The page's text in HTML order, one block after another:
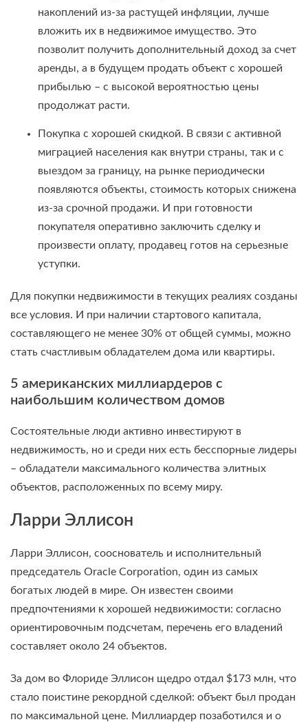
накоплений из-за растущей инфляции, лучше
вложить их в недвижимое имущество. Это
позволит получить дополнительный доход за счет
аренды, а в будущем продать объект с хорошей
прибылью – с высокой вероятностью цены
продолжат расти.
Покупка с хорошей скидкой. В связи с активной
миграцией населения как внутри страны, так и с
выездом за границу, на рынке периодически
появляются объекты, стоимость которых снижена
из-за срочной продажи. И при готовности
покупателя оперативно заключить сделку и
произвести оплату, продавец готов на серьезные
уступки.
Для покупки недвижимости в текущих реалиях созданы
все условия. И при наличии стартового капитала,
составляющего не менее 30% от общей суммы, можно
стать счастливым обладателем дома или квартиры.
5 американских миллиардеров с
наибольшим количеством домов
Состоятельные люди активно инвестируют в
недвижимость, но и среди них есть бесспорные лидеры
– обладатели максимального количества элитных
объектов, расположенных по всему миру.
Ларри Эллисон
Ларри Эллисон, сооснователь и исполнительный
председатель Oracle Corporation, один из самых
богатых людей в мире. Он известен своими
предпочтениями к хорошей недвижимости: согласно
ориентировочным подсчетам, перечень его владений
составляет около 24 объектов.
За дом во Флориде Эллисон щедро отдал $173 млн, что
стало поистине рекордной сделкой: объект был продан
по максимальной цене. Миллиардер позаботился и о